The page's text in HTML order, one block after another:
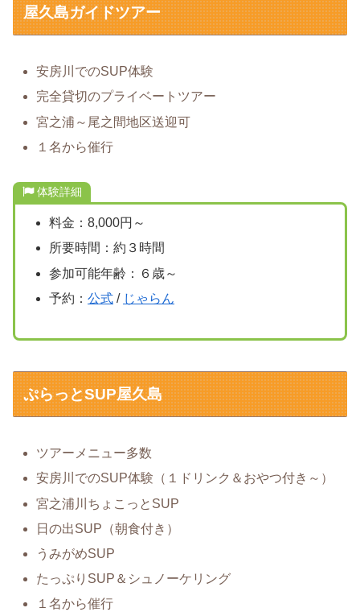
屋久島ガイドツアー
安房川でのSUP体験
完全貸切のプライベートツアー
宮之浦～尾之間地区送迎可
１名から催行
体験詳細
料金：8,000円～
所要時間：約３時間
参加可能年齢：６歳～
予約： 公式/ じゃらん
ぷらっとSUP屋久島
ツアーメニュー多数
安房川でのSUP体験（１ドリンク＆おやつ付き～）
宮之浦川ちょこっとSUP
日の出SUP（朝食付き）
うみがめSUP
たっぷりSUP＆シュノーケリング
１名から催行